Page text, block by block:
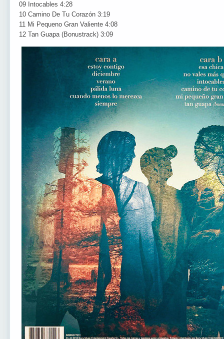
09 Intocables 4:28
10 Camino De Tu Corazón 3:19
11 Mi Pequeno Gran Valiente 4:08
12 Tan Guapa (Bonustrack) 3:09